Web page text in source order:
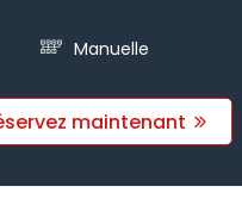
Manuelle
maintenant